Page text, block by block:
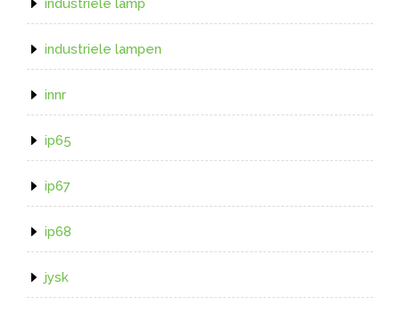
industriele lamp
industriele lampen
innr
ip65
ip67
ip68
jysk